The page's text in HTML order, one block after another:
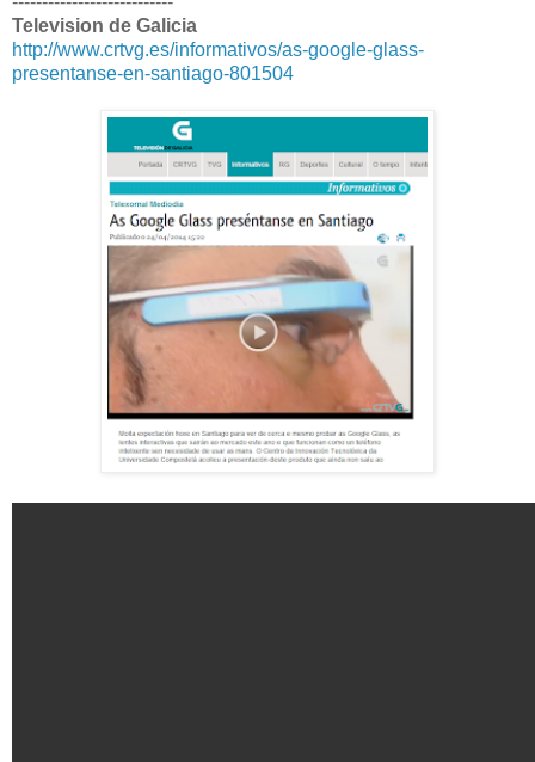
Television de Galicia
http://www.crtvg.es/informativos/as-google-glass-
presentanse-en-santiago-801504